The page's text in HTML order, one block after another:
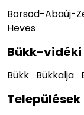
Borsod-Abaúj-
Heves
Bükk-
Bükk Bükkalja
Települések